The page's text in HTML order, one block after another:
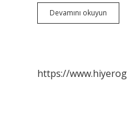
Devamını okuyun
Bitkinlik
https://